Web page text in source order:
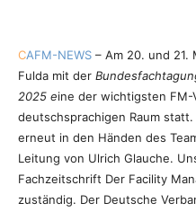
CAFM-NEWS – Am 20. und 21.
Fulda mit der
2025 eine der wichtigsten FM-
deutschsprachigen Raum
erneut in den Händen des
Leitung von Ulrich Glauche.
Fachzeitschrift Der Facility
zuständig. Der Deutsche